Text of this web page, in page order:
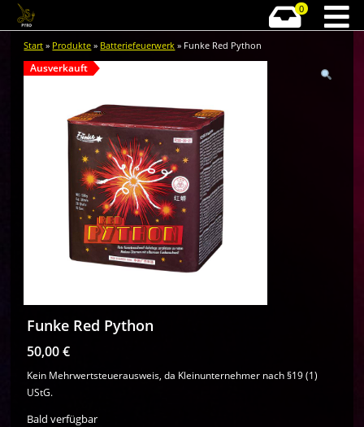
0
Start » Produkte » Batteriefeuerwerk » Funke Red Python
Ausverkauft
Funke Red Python
50,00€
Kein Mehrwertsteuerausweis, da Kleinunternehmer nach §19 (1)
UStG.
Bald verfügbar